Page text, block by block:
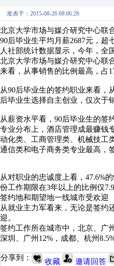
发表于：2015-08-26 08:06:28
北京大学市场与媒介研究中心联
90后毕业生平均月薪2687元，超
人社部统计数据显示，今年，全
北京大学市场与媒介研究中心联
来看，从事销售的比例最高，占
从90后毕业生的签约职业来看，
后毕业生选择自主创业，仅次于
从薪资水平看，90后毕业生的签
专业分布上，酒店管理成最赚钱
动化类、工商管理类、机械技工
通信类和电子商务类专业最高，
从对职业的忠诚度上看，47.6%
份工作期限在3年以上的比例仅
签约地和期望地一线城市受欢迎
从就业主力军看来，无论是签约
迎。
签约工作所在城市中，北京、广
深圳、广州12%，成都、杭州8.5%
分享到： 收藏 邀请回答